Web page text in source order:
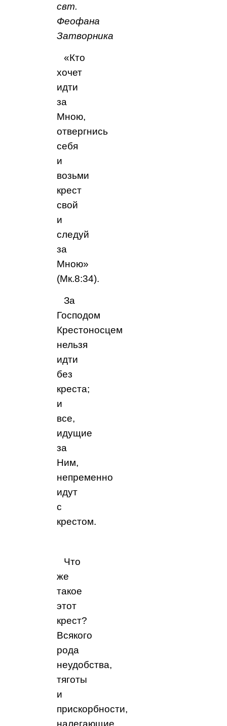
свт.
Феофана
Затворника
«Кто
хочет
идти
за
Мною,
отвергнись
себя
и
возьми
крест
свой
и
следуй
за
Мною»
(Мк.8:34).
За
Господом
Крестоносцем
нельзя
идти
без
креста;
и
все,
идущие
за
Ним,
непременно
идут
с
крестом.
Что
же
такое
этот
крест?
Всякого
рода
неудобства,
тяготы
и
прискорбности,
налегающие